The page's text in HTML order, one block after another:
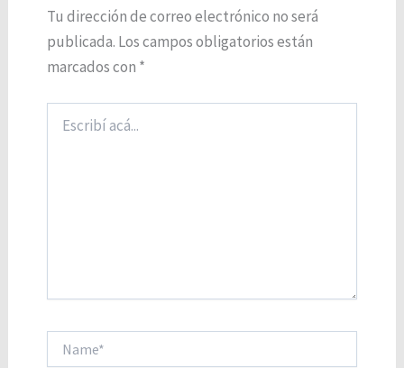
Tu dirección de correo electrónico no será
publicada. Los campos obligatorios están
marcados con *
acá...